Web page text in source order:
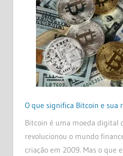
O que significa Bitcoin e sua
Bitcoin é uma moeda digital
revolucionou o mundo
criação em 2009. Mas o que